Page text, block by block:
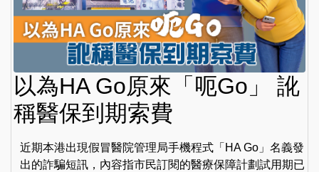
以為HA Go原來「呃Go」 訛
稱醫保到期索費
近期本港出現假冒醫院管理局手機程式「HA Go」名義發
出的詐騙短訊，內容指市民訂閱的醫療保障計劃試用期已